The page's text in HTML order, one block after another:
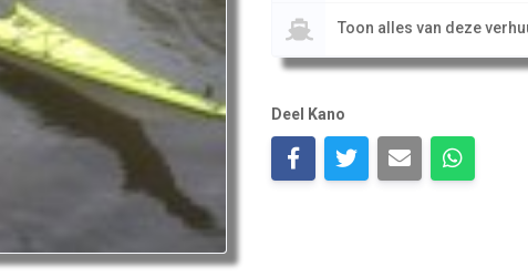
Toon alles van deze
Deel Kano